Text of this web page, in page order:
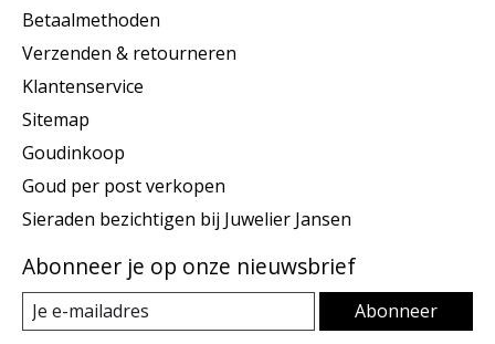
Betaalmethoden
Verzenden & retourneren
Klantenservice
Sitemap
Goudinkoop
Goud per post verkopen
Sieraden bezichtigen bij Juwelier Jansen
Abonneer je op onze nieuwsbrief
Abonneer